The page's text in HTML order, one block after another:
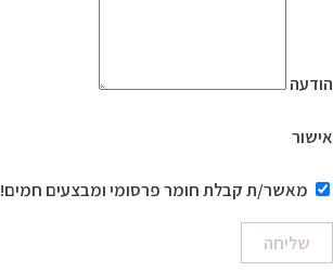
הודעה
אישור
מאשר/ת קבלת חומר פרסומי ומבצעים חמים!
שליחה